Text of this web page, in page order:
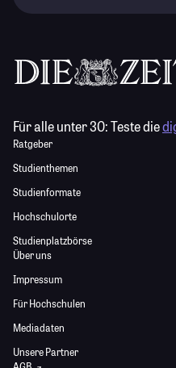
Für alle unter 30:Teste die
Ratgeber
Studienthemen
Studienformate
Hochschulorte
Studienplatzbörse
Über uns
Impressum
Für Hochschulen
Mediadaten
Unsere Partner